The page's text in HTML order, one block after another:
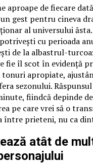
aproape de fiecare
gest pentru cineva
al universului
cu perioada
de la albastrul-
fie îl scot în evidență
apropiate,
sezonului.
fiindcă depinde
pe care vrei să o
între prieteni, nu ca
atât de